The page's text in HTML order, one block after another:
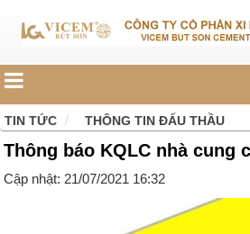
TIN TỨC THÔNG TIN ĐẤU THẦU
Thông báo KQLC nhà cung
Cập nhật: 21/07/2021 16:32